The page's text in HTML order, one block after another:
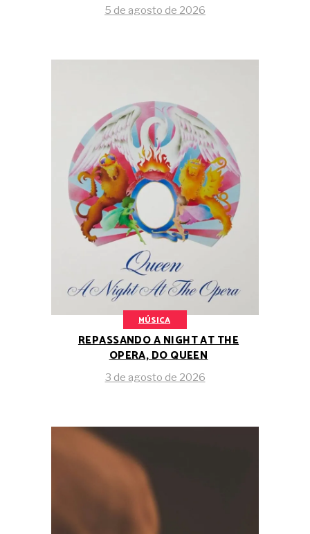
5 de agosto de 2026
MÚSICA
REPASSANDO A NIGHT AT THE
OPERA, DO QUEEN
3 de agosto de 2026